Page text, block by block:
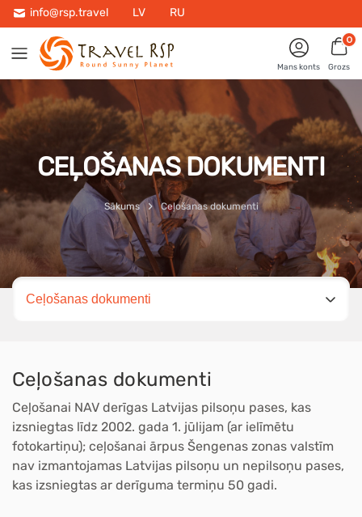
info@rsp.travel LV RU
Mans konts
0
Grozs
CEĻOŠANAS DOKUMENTI
Sākums Ceļošanas dokumenti
Izvēlies lapu
Ceļošanas dokumenti
Ceļošanas dokumenti
Ceļošanai NAV derīgas Latvijas pilsoņu pases, kas
izsniegtas līdz 2002. gada 1. jūlijam (ar ielīmētu
fotokartiņu); ceļošanai ārpus Šengenas zonas valstīm
nav izmantojamas Latvijas pilsoņu un nepilsoņu pases,
kas izsniegtas ar derīguma termiņu 50 gadi.